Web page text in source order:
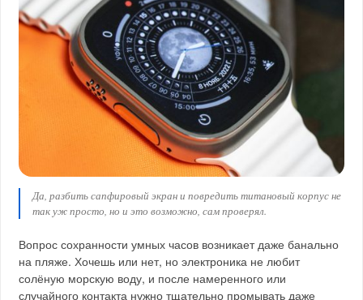
Да, разбить сапфировый экран и повредить титановый корпус не
так уж просто, но и это возможно, сам проверял.
Вопрос сохранности умных часов возникает даже банально
на пляже. Хочешь или нет, но электроника не любит
солёную морскую воду, и после намеренного или
случайного контакта нужно тщательно промывать даже